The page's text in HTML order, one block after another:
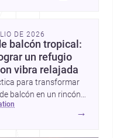
DE 2026
balcón tropical:
un refugio
vibra relajada
para transformar
balcón en un rincón
plantas
→